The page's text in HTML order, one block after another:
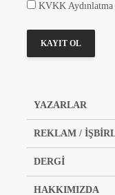
KVKK
YAZARLAR
REKLAM /
DERGİ
HAKKIMIZDA